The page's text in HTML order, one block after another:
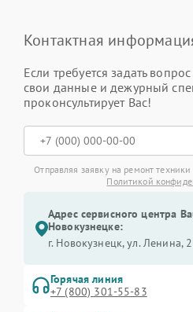
Контактная
Если требуется задать
свои данные и дежурный
проконсультирует Вас!
Отправляя заявку на ремонт
Политикой
Адрес сервисного центра
Новокузнецке:
г. Новокузнецк, ул. Ленина, 2
Горячая линия
+7 (800) 301-55-83